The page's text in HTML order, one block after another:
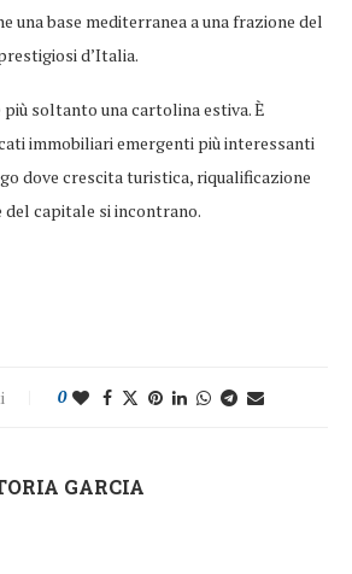
una base mediterranea a una frazione del
d’Italia.
più soltanto una cartolina estiva. È
immobiliari emergenti più interessanti
dove crescita turistica, riqualificazione
del capitale si incontrano.
0
GARCIA